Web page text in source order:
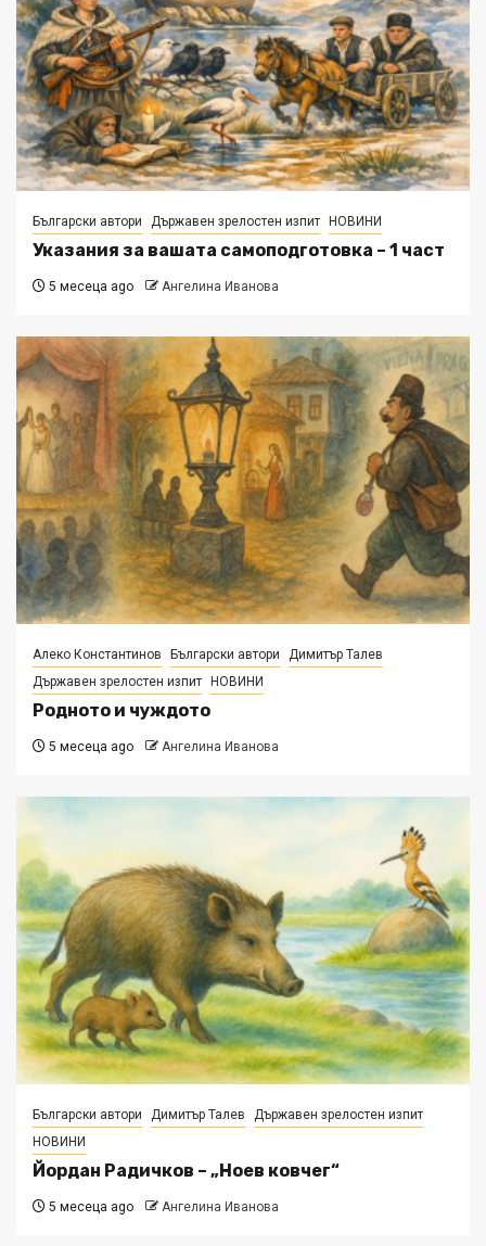
Български автори Държавен зрелостен изпит НОВИНИ
Указания за вашата самоподготовка – 1 част
5 месеца ago Ангелина Иванова
Алеко Константинов Български автори
Димитър Талев
Държавен зрелостен изпит НОВИНИ
Родното и чуждото
5 месеца ago Ангелина Иванова
Български автори Димитър Талев
Държавен зрелостен изпит
НОВИНИ
Йордан Радичков – „Ноев ковчег“
5 месеца ago Ангелина Иванова